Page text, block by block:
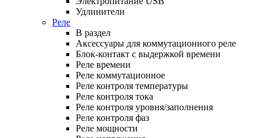
Удлинители
Реле
В раздел
Аксессуары для коммутационного реле
Блок-контакт с выдержкой времени
Реле времени
Реле коммутационное
Реле контроля температуры
Реле контроля тока
Реле контроля уровня/заполнения
Реле контроля фаз
Реле мощности